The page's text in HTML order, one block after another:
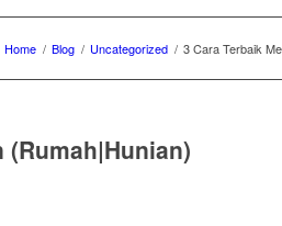
Home / Blog / Uncategorized / 3 Cara Terbaik
(Rumah|Hunian)